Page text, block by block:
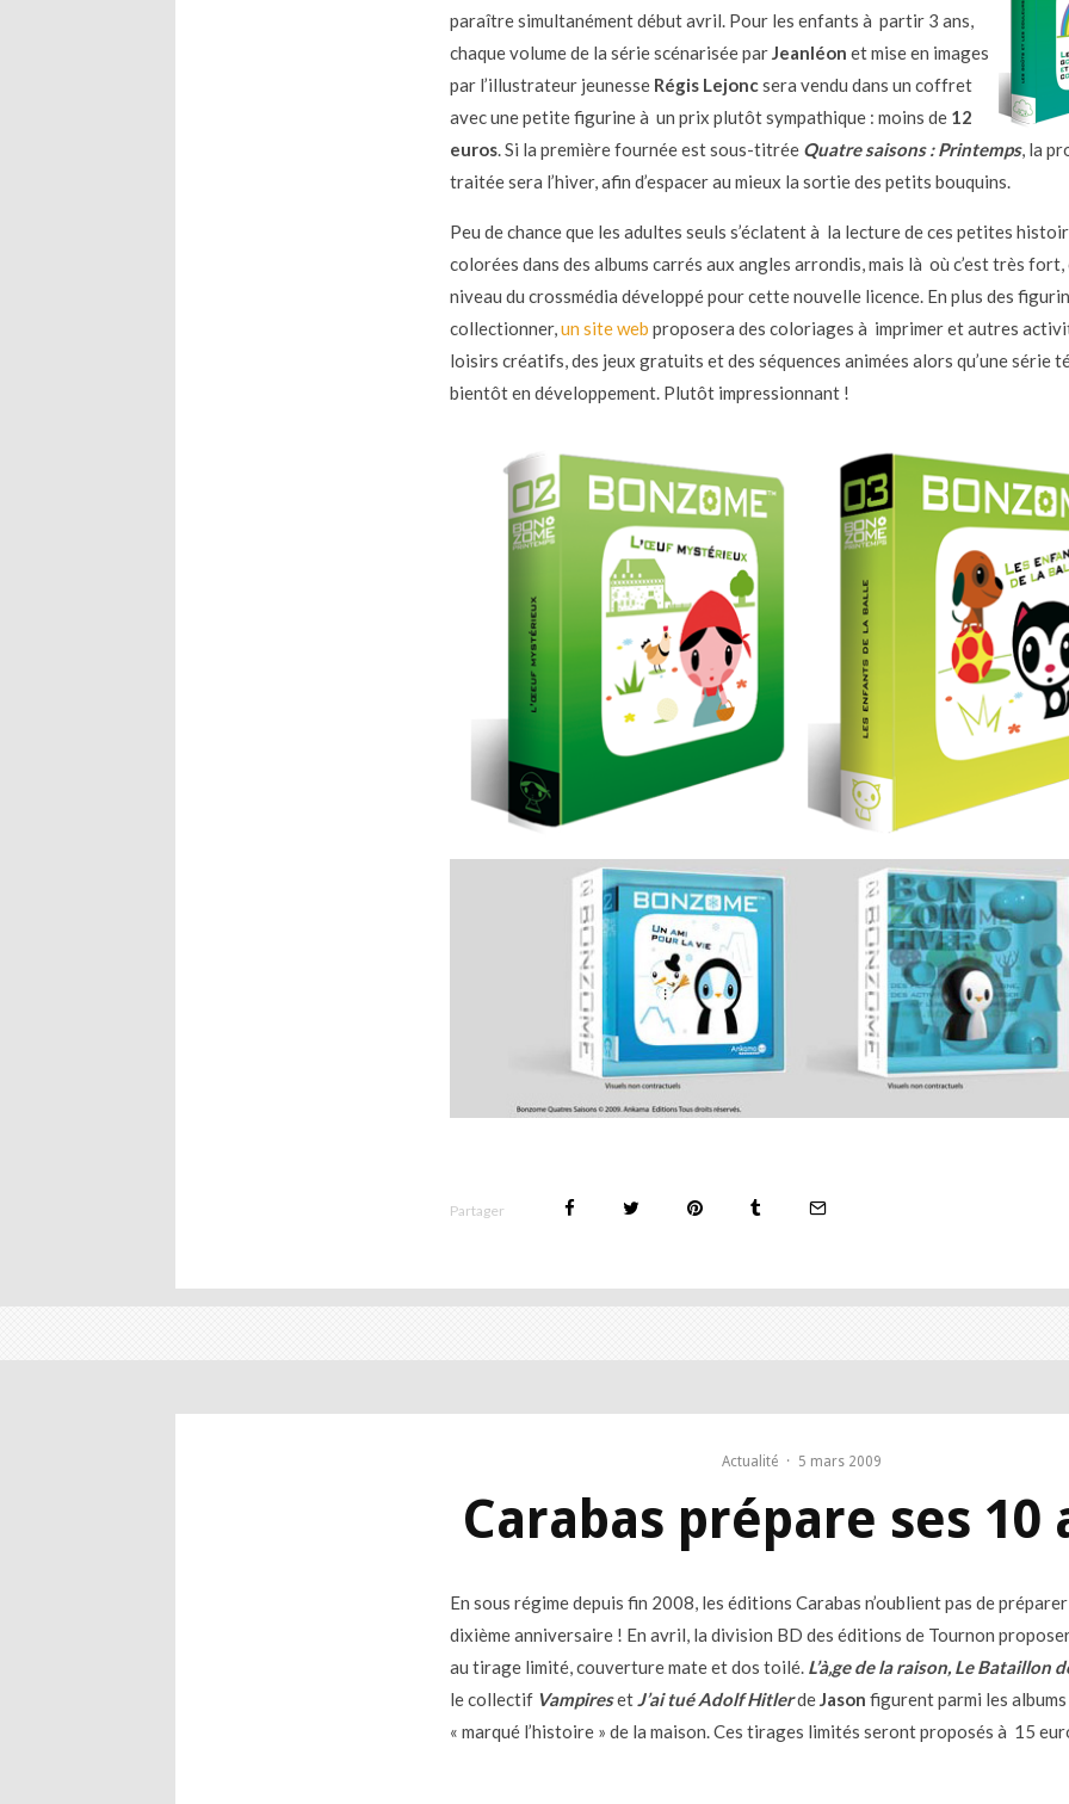
paraître simultanément début avril. Pour les enfants à partir 3 ans,
chaque volume de la série scénarisée parJeanléon et mise en images
par l’illustrateur jeunesse Régis Lejoncsera vendu dans un coffret
avec une petite figurine à un prix plutôt sympathique : moins de 12
euros. Si la première fournée est sous-titrée Quatre saisons : Printemps, la
traitée sera l’hiver, afin d’espacer au mieux la sortie des petits bouquins.
Peu de chance que les adultes seuls s’éclatent à la lecture de ces petites
colorées dans des albums carrés aux angles arrondis, mais là où c’est très fort,
niveau du crossmédia développé pour cette nouvelle licence. En plus des
collectionner,un site web proposera des coloriages à imprimer et autres
loisirs créatifs, des jeux gratuits et des séquences animées alors qu’une série
bientôt en développement. Plutôt impressionnant !
Partager
Actualité · 5 mars 2009
Carabas prépare ses 10
En sous régime depuis fin 2008, les éditions Carabas n’oublient pas de
dixième anniversaire ! En avril, la division BD des éditions de Tournon
au tirage limité, couverture mate et dos toilé. L’à‚ge de la raison, Le Bataillon
le collectif VampiresetJ’ai tué Adolf HitlerdeJason figurent parmi les
« marqué l’histoire » de la maison. Ces tirages limités seront proposés à 15